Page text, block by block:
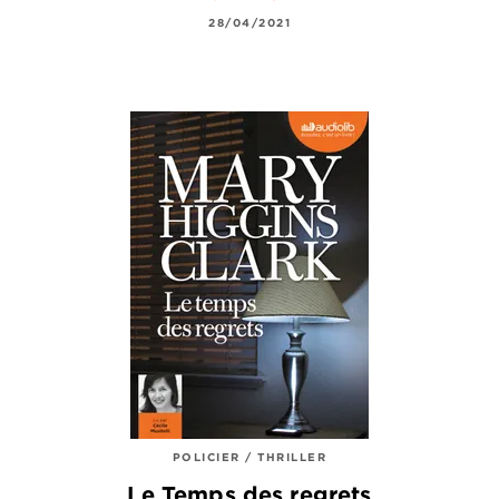
28/04/2021
POLICIER / THRILLER